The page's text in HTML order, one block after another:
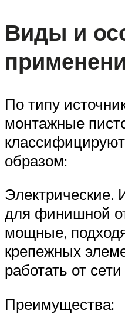
Виды и
По типу
монтажные
образом:
для финишной
мощные,
крепежных
работать от
Преимущества: